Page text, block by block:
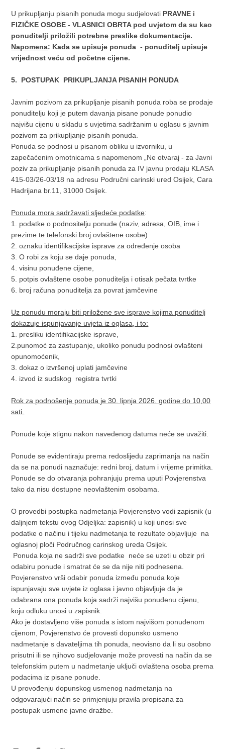
U prikupljanju pisanih ponuda mogu sudjelovati PRAVNE i
FIZIČKE OSOBE - VLASNICI OBRTA pod uvjetom da su kao
ponuditelji priložili potrebne preslike dokumentacije.
Napomena: Kada se upisuje ponuda - ponuditelj upisuje
vrijednost veću od početne cijene.
5. POSTUPAK PRIKUPLJANJA PISANIH PONUDA
Javnim pozivom za prikupljanje pisanih ponuda roba se prodaje
ponuditelju koji je putem davanja pisane ponude ponudio
najvišu cijenu u skladu s uvjetima sadržanim u oglasu s javnim
pozivom za prikupljanje pisanih ponuda.
Ponuda se podnosi u pisanom obliku u izvorniku, u
zapečaćenim omotnicama s napomenom „Ne otvaraj - za Javni
poziv za prikupljanje pisanih ponuda za IV javnu prodaju KLASA
415-03/26-03/18 na adresu Područni carinski ured Osijek, Cara
Hadrijana br.11, 31000 Osijek.
Ponuda mora sadržavati sljedeće podatke:
1. podatke o podnositelju ponude (naziv, adresa, OIB, ime i
prezime te telefonski broj ovlaštene osobe)
2. oznaku identifikacijske isprave za određenje osoba
3. O robi za koju se daje ponuda,
4. visinu ponuđene cijene,
5. potpis ovlaštene osobe ponuditelja i otisak pečata tvrtke
6. broj računa ponuditelja za povrat jamčevine
Uz ponudu moraju biti priložene sve isprave kojima ponuditelj
dokazuje ispunjavanje uvjeta iz oglasa, i to:
1. presliku identifikacijske isprave,
2.punomoć za zastupanje, ukoliko ponudu podnosi ovlašteni
opunomoćenik,
3. dokaz o izvršenoj uplati jamčevine
4. izvod iz sudskog registra tvrtki
Rok za podnošenje ponuda je 30. lipnja 2026. godine do 10,00
sati.
Ponude koje stignu nakon navedenog datuma neće se uvažiti.
Ponude se evidentiraju prema redoslijedu zaprimanja na način
da se na ponudi naznačuje: redni broj, datum i vrijeme primitka.
Ponude se do otvaranja pohranjuju prema uputi Povjerenstva
tako da nisu dostupne neovlaštenim osobama.
O provedbi postupka nadmetanja Povjerenstvo vodi zapisnik (u
daljnjem tekstu ovog Odjeljka: zapisnik) u koji unosi sve
podatke o načinu i tijeku nadmetanja te rezultate objavljuje na
oglasnoj ploči Područnog carinskog ureda Osijek.
Ponuda koja ne sadrži sve podatke neće se uzeti u obzir pri
odabiru ponude i smatrat će se da nije niti podnesena.
Povjerenstvo vrši odabir ponuda između ponuda koje
ispunjavaju sve uvjete iz oglasa i javno objavljuje da je
odabrana ona ponuda koja sadrži najvišu ponuđenu cijenu,
koju odluku unosi u zapisnik.
Ako je dostavljeno više ponuda s istom najvišom ponuđenom
cijenom, Povjerenstvo će provesti dopunsko usmeno
nadmetanje s davateljima tih ponuda, neovisno da li su osobno
prisutni ili se njihovo sudjelovanje može provesti na način da se
telefonskim putem u nadmetanje uključi ovlaštena osoba prema
podacima iz pisane ponude.
U provođenju dopunskog usmenog nadmetanja na
odgovarajući način se primjenjuju pravila propisana za
postupak usmene javne dražbe.